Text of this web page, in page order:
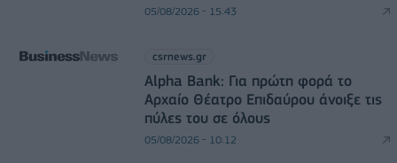
05/08/2026 - 15:43
csrnews.gr
Alpha Bank: Για πρώτη φορά το
Αρχαίο Θέατρο Επιδαύρου άνοιξε τις
πύλες του σε όλους
05/08/2026 - 10:12